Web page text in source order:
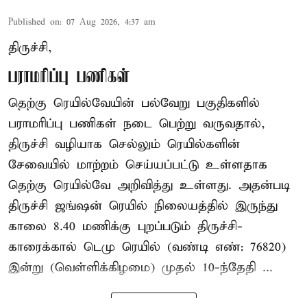
Published on: 07 Aug 2026, 4:37 am
திருச்சி,
பராமரிப்பு பணிகள்
தெற்கு ரெயில்வேயின் பல்வேறு பகுதிகளில்
பராமரிப்பு பணிகள் நடை பெற்று வருவதால்,
திருச்சி வழியாக செல்லும் ரெயில்களின்
சேவையில் மாற்றம் செய்யப்பட்டு உள்ளதாக
தெற்கு ரெயில்வே அறிவித்து உள்ளது. அதன்படி
திருச்சி ஜங்ஷன் ரெயில் நிலையத்தில் இருந்து
காலை 8.40 மணிக்கு புறப்படும் திருச்சி-
காரைக்கால் டெமு ரெயில் (வண்டி எண்: 76820)
இன்று (வெள்ளிக்கிழமை) முதல் 10-ந்தேதி ...